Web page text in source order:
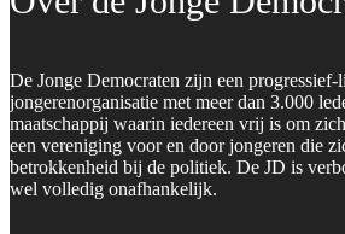
De Jonge Democraten zijn een
jongerenorganisatie met meer dan 3.000
maatschappij waarin iedereen vrij is om
een vereniging voor en door jongeren die
betrokkenheid bij de politiek. De JD is
wel volledig onafhankelijk.